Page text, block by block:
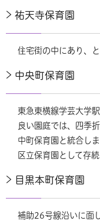
祐天寺保育園
住宅街の中にあり、
中央町保育園
東急東横線学芸大学
良い園庭では、四季
中町保育園と統合し
区立保育園として存続
目黒本町保育園
補助26号線沿いに面